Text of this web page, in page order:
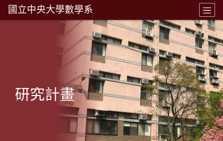
國立中央大學數學系
研究計畫